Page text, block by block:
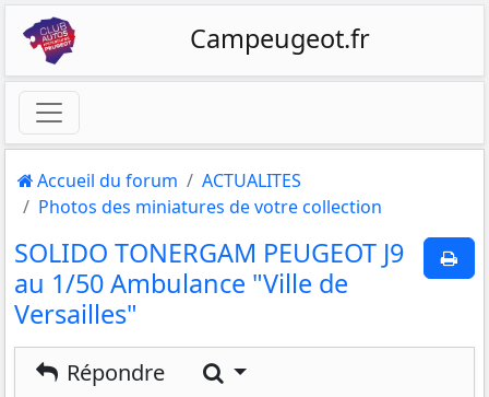
Campeugeot.fr
Accueil du forum
ACTUALITES
Photos des miniatures de votre collection
SOLIDO TONERGAM PEUGEOT J9
au 1/50 Ambulance "Ville de
Versailles"
Répondre Rechercher